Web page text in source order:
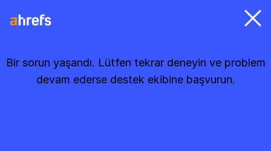
Bir sorun yaşandı. Lütfen tekrar deneyin ve problem
devam ederse destek ekibine başvurun.